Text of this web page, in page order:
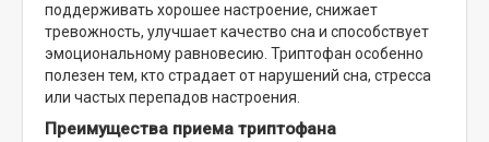
поддерживать хорошее настроение, снижает
тревожность, улучшает качество сна и способствует
эмоциональному равновесию. Триптофан особенно
полезен тем, кто страдает от нарушений сна, стресса
или частых перепадов настроения.
Преимущества приема триптофана